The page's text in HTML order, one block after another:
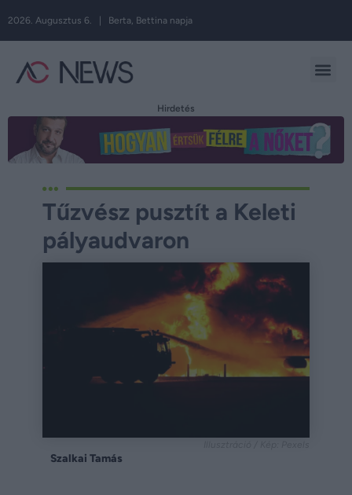
2026. Augusztus 6. | Berta, Bettina napja
Hirdetés
Tűzvész pusztít a Keleti
pályaudvaron
Szalkai Tamás